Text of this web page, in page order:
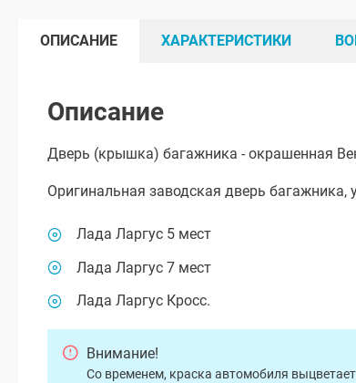
ОПИСАНИЕ ХАРАКТЕРИСТИКИ
Описание
Дверь (крышка) багажника - окрашенная
Оригинальная заводская дверь багажника,
Лада Ларгус 5 мест
Лада Ларгус 7 мест
Лада Ларгус Кросс.
Внимание!
Со временем, краска автомобиля